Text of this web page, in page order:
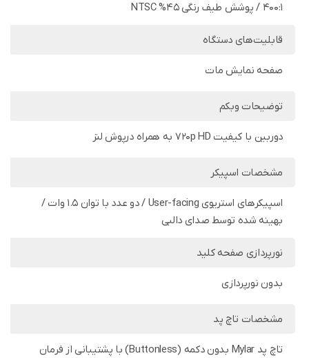
400:1 / پوشش طیف رنگی 45% NTSC
قابلیت‌های دستگاه
صفحه نمایش مات
توضیحات وبکم
دوربین با کیفیت 720p HD به همراه درپوش لنز
مشخصات اسپیکر
اسپیکرهای استریوی User-facing / دو عدد با توان 1.5 وات /
بهینه شده توسط صدای دالبی
نورپردازی صفحه کلید
بدون نورپردازی
مشخصات تاچ پد
تاچ پد Mylar بدون دکمه (Buttonless) با پشتیبانی از فرمان